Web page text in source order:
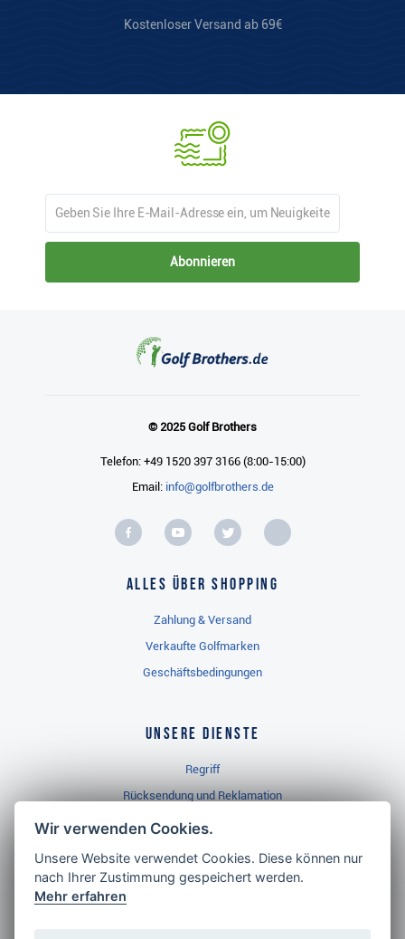
Kostenloser Versand ab 69€
Abonnieren
© 2025 Golf Brothers
Telefon: +49 1520 397 3166 (8:00-15:00)
Email: info@golfbrothers.de
Alles über Shopping
Zahlung & Versand
Verkaufte Golfmarken
Geschäftsbedingungen
Unsere Dienste
Regriff
Rücksendung und Reklamation
Widerrufsbelehrung
Golf Brothers.de
Wir verwenden Cookies.
Unsere Website verwendet Cookies. Diese können nur
nach Ihrer Zustimmung gespeichert werden.
Mehr erfahren